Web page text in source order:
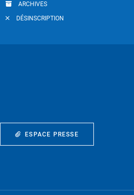
ARCHIVES
DÉSINSCRIPTION
ESPACE PRESSE